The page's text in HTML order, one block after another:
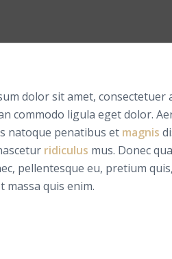
dolor sit amet, consectetuer
commodo ligula eget dolor.
natoque penatibus et magnis
ridiculus mus. Donec
pellentesque eu, pretium
massa quis enim.